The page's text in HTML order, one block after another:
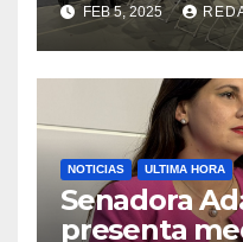
FEB 5, 2025
NOTICIAS ULTIMA HORA
Senadora
presenta